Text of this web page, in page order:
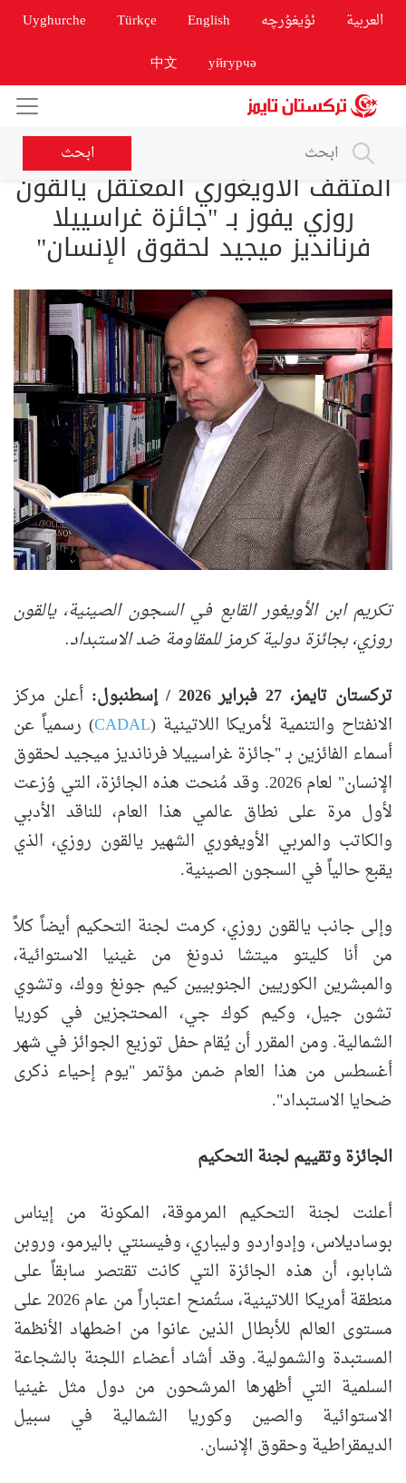
العربية ئۇيغۇرچە English
Türkçe
Uyghurche
уйғурчә
中文
ابحث
المثقف الأويغوري المعتقل يالقون
روزي يفوز بـ "جائزة غراسييلا
فرنانديز ميجيد لحقوق الإنسان"
تكريم ابن الأويغور القابع في السجون الصينية، يالقون
روزي، بجائزة دولية كرمز للمقاومة ضد الاستبداد.
تركستان تايمز، 27 فبراير 2026 / إسطنبول
: أعلن مركز
الانفتاح والتنمية لأمريكا اللاتينية (CADAL) رسمياً عن
أسماء الفائزين بـ "جائزة غراسييلا فرنانديز ميجيد لحقوق
الإنسان" لعام 2026. وقد مُنحت هذه الجائزة، التي وُزعت
لأول مرة على نطاق عالمي هذا العام، للناقد الأدبي
والكاتب والمربي الأويغوري الشهير يالقون روزي، الذي
يقبع حالياً في السجون الصينية.
وإلى جانب يالقون روزي، كرمت لجنة التحكيم أيضاً كلاً
من أنا كليتو ميتشا ندونغ من غينيا الاستوائية،
والمبشرين الكوريين الجنوبيين كيم جونغ ووك، وتشوي
تشون جيل، وكيم كوك جي، المحتجزين في كوريا
الشمالية. ومن المقرر أن يُقام حفل توزيع الجوائز في شهر
أغسطس من هذا العام ضمن مؤتمر "يوم إحياء ذكرى
ضحايا الاستبداد".
الجائزة وتقييم لجنة التحكيم
أعلنت لجنة التحكيم المرموقة، المكونة من إيناس
بوساديلاس، وإدواردو وليباري، وفيسنتي باليرمو، وروبن
شابابو، أن هذه الجائزة التي كانت تقتصر سابقاً على
منطقة أمريكا اللاتينية، ستُمنح اعتباراً من عام 2026 على
مستوى العالم للأبطال الذين عانوا من اضطهاد الأنظمة
المستبدة والشمولية. وقد أشاد أعضاء اللجنة بالشجاعة
السلمية التي أظهرها المرشحون من دول مثل غينيا
الاستوائية والصين وكوريا الشمالية في سبيل
الديمقراطية وحقوق الإنسان.